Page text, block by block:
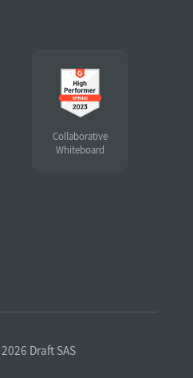
Collaborative
Whiteboard
2026 Draft SAS